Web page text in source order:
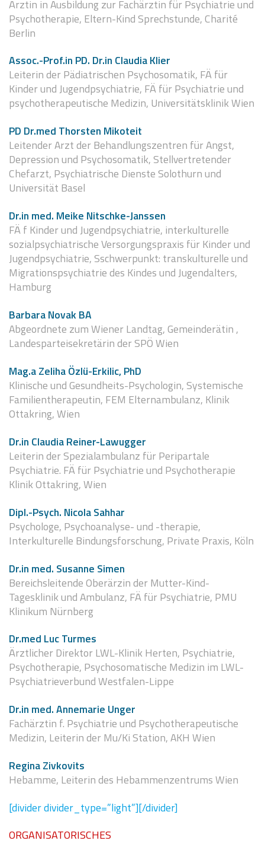
Ärztin in Ausbildung zur Fachärztin für Psychiatrie und
Psychotherapie, Eltern-Kind Sprechstunde, Charité
Berlin
Assoc.-Prof.in PD. Dr.in Claudia Klier
Leiterin der Pädiatrischen Psychosomatik, FÄ für
Kinder und Jugendpsychiatrie, FÄ für Psychiatrie und
psychotherapeutische Medizin, Universitätsklinik Wien
PD Dr.med Thorsten Mikoteit
Leitender Arzt der Behandlungszentren für Angst,
Depression und Psychosomatik, Stellvertretender
Chefarzt, Psychiatrische Dienste Solothurn und
Universität Basel
Dr.in med. Meike Nitschke-Janssen
FÄ f Kinder und Jugendpsychiatrie, interkulturelle
sozialpsychiatrische Versorgungspraxis für Kinder und
Jugendpsychiatrie, Sschwerpunkt: transkulturelle und
Migrationspsychiatrie des Kindes und Jugendalters,
Hamburg
Barbara Novak BA
Abgeordnete zum Wiener Landtag, Gemeinderätin ,
Landesparteisekretärin der SPÖ Wien
Mag.a Zeliha Özlü-Erkilic, PhD
Klinische und Gesundheits-Psychologin, Systemische
Familientherapeutin, FEM Elternambulanz, Klinik
Ottakring, Wien
Dr.in Claudia Reiner-Lawugger
Leiterin der Spezialambulanz für Peripartale
Psychiatrie. FÄ für Psychiatrie und Psychotherapie
Klinik Ottakring, Wien
Dipl.-Psych. Nicola Sahhar
Psychologe, Psychoanalyse- und -therapie,
Interkulturelle Bindungsforschung, Private Praxis, Köln
Dr.in med. Susanne Simen
Bereichsleitende Oberärzin der Mutter-Kind-
Tagesklinik und Ambulanz, FÄ für Psychiatrie, PMU
Klinikum Nürnberg
Dr.med Luc Turmes
Ärztlicher Direktor LWL-Klinik Herten, Psychiatrie,
Psychotherapie, Psychosomatische Medizin im LWL-
Psychiatrieverbund Westfalen-Lippe
Dr.in med. Annemarie Unger
Fachärztin f. Psychiatrie und Psychotherapeutische
Medizin, Leiterin der Mu/Ki Station, AKH Wien
Regina Zivkovits
Hebamme, Leiterin des Hebammenzentrums Wien
[divider divider_type=”light”][/divider]
ORGANISATORISCHES